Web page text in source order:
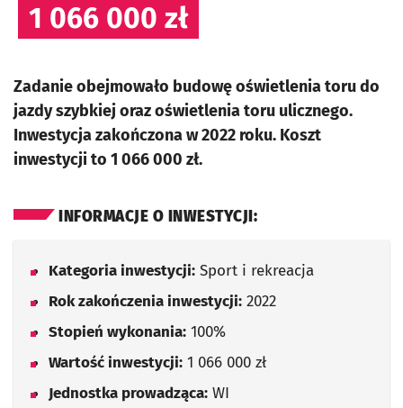
1 066 000 zł
Zadanie obejmowało budowę oświetlenia toru do
jazdy szybkiej oraz oświetlenia toru ulicznego.
Inwestycja zakończona w 2022 roku. Koszt
inwestycji to 1 066 000 zł.
INFORMACJE O INWESTYCJI:
Kategoria inwestycji: Sport i rekreacja
Rok zakończenia inwestycji: 2022
Stopień wykonania: 100%
Wartość inwestycji: 1 066 000 zł
Jednostka prowadząca: WI